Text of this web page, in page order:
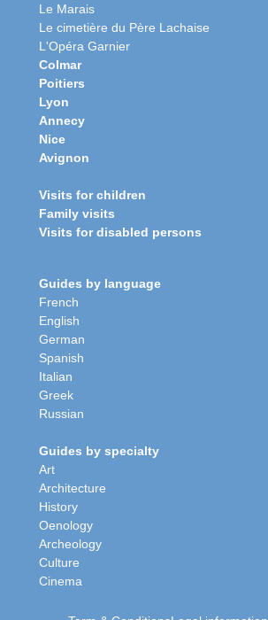
Le Marais
Le cimetière du Père Lachaise
L'Opéra Garnier
Colmar
Poitiers
Lyon
Annecy
Nice
Avignon
Visits for children
Family visits
Visits for disabled persons
Guides by language
French
English
German
Spanish
Italian
Greek
Russian
Guides by specialty
Art
Architecture
History
Oenology
Archeology
Culture
Cinema